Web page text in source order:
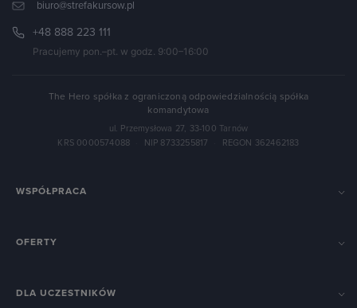
biuro@strefakursow.pl
+48 888 223 111
Pracujemy pon.–pt. w godz. 9:00–16:00
The Hero spółka z ograniczoną odpowiedzialnością spółka
komandytowa
ul. Przemysłowa 27, 33-100 Tarnów
KRS 0000574088
NIP 8733255817 REGON 362462183
WSPÓŁPRACA
OFERTY
DLA UCZESTNIKÓW